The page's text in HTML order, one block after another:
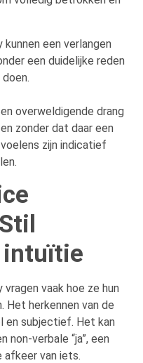
een verlangen
een duidelijke reden
overweldigende drang
zonder dat daar een
zijn indicatief
vaak hoe ze hun
Het herkennen van de
en subjectief. Het kan
non-verbale “ja”, een
afkeer van iets.